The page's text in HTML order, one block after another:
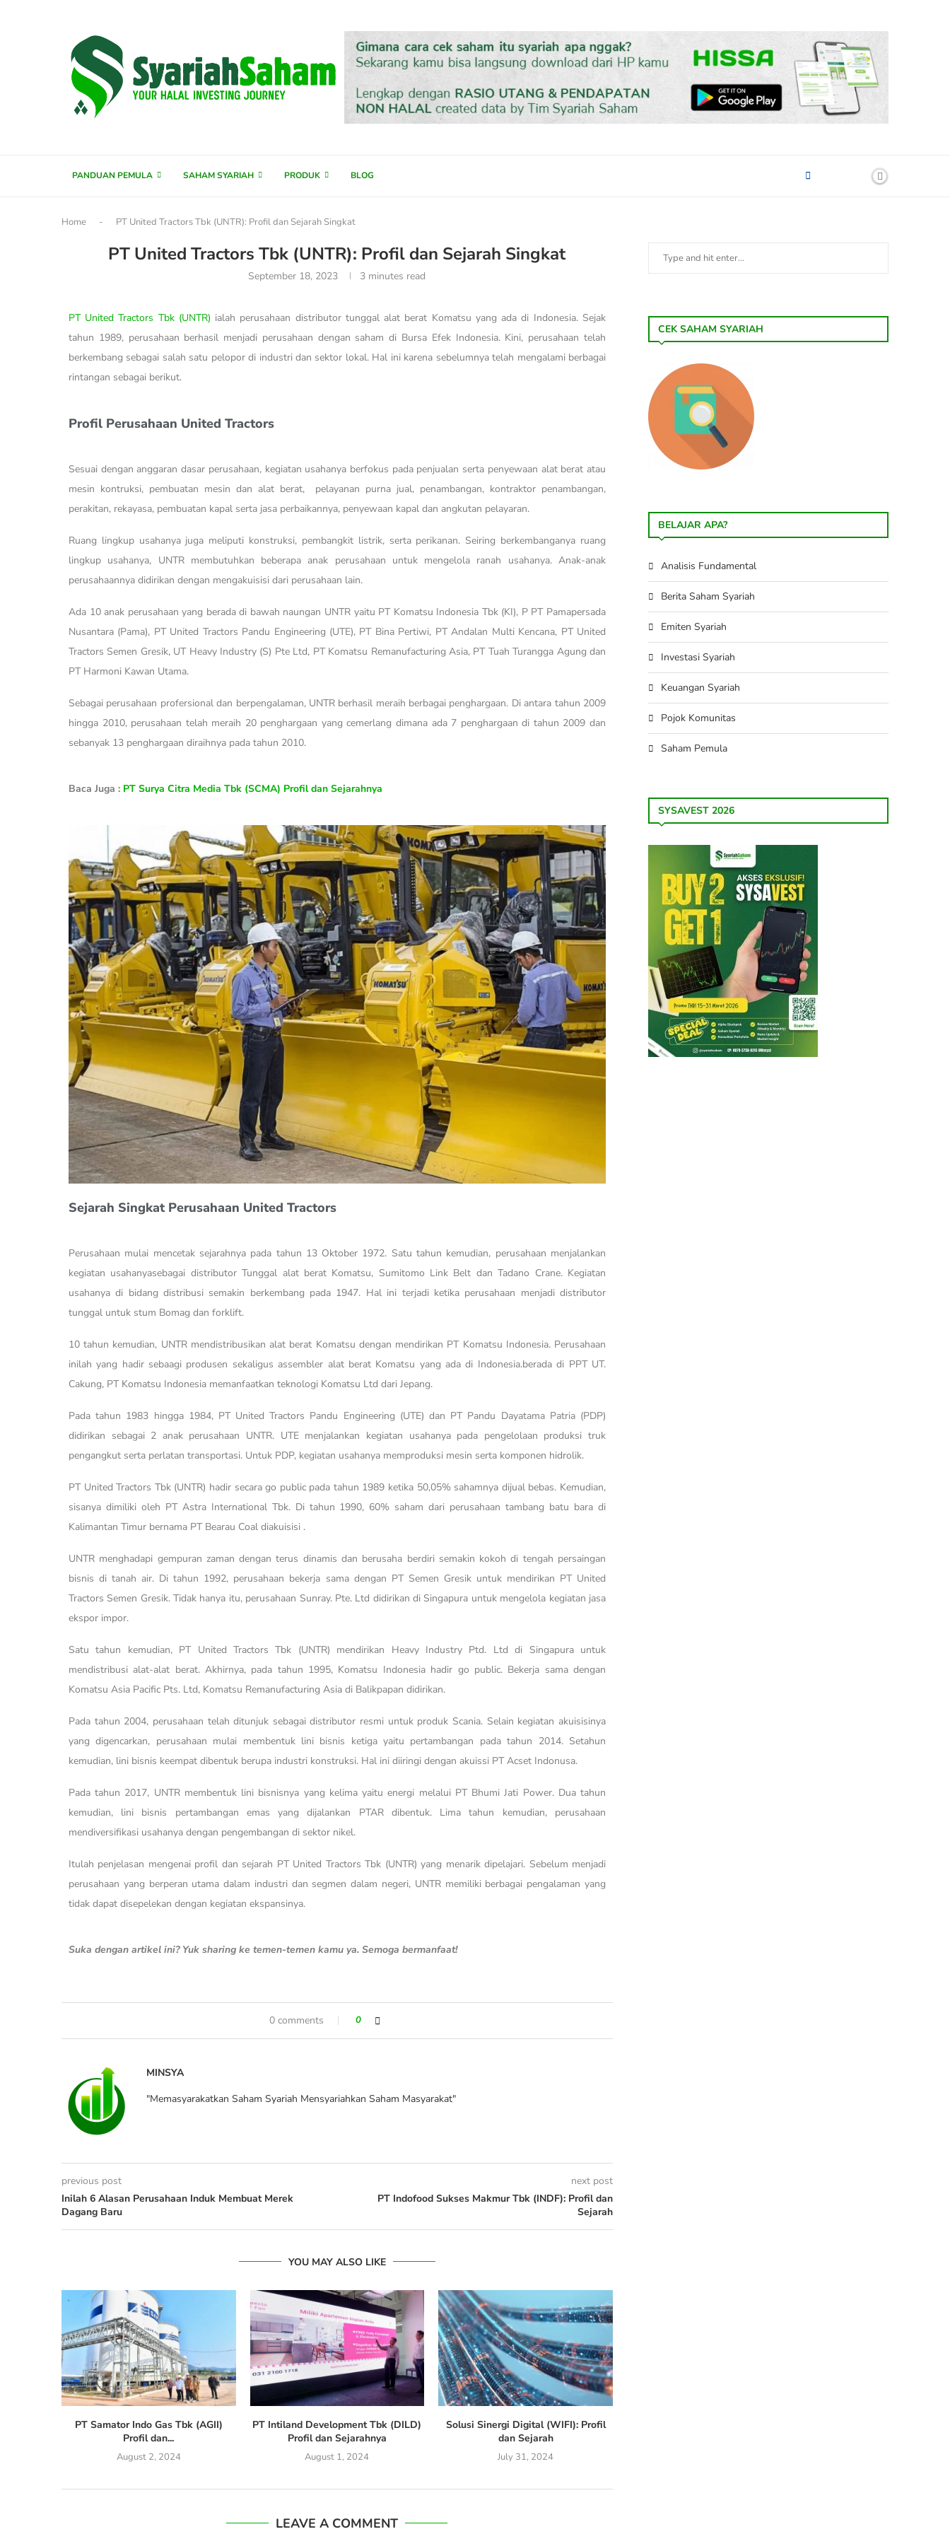
PANDUAN PEMULA SAHAM SYARIAH PRODUK BLOG
Home - PT United Tractors Tbk (UNTR): Profil dan Sejarah Singkat
PT United Tractors Tbk (UNTR): Profil dan Sejarah Singkat
September 18, 2023 3 minutes read
PT United Tractors Tbk (UNTR) ialah perusahaan distributor tunggal alat berat Komatsu yang ada di Indonesia. Sejak
tahun 1989, perusahaan berhasil menjadi perusahaan dengan saham di Bursa Efek Indonesia. Kini, perusahaan telah
berkembang sebagai salah satu pelopor di industri dan sektor lokal. Hal ini karena sebelumnya telah mengalami berbagai
rintangan sebagai berikut.
Profil Perusahaan United Tractors
Sesuai dengan anggaran dasar perusahaan, kegiatan usahanya berfokus pada penjualan serta penyewaan alat berat atau
mesin kontruksi, pembuatan mesin dan alat berat, pelayanan purna jual, penambangan, kontraktor penambangan,
perakitan, rekayasa, pembuatan kapal serta jasa perbaikannya, penyewaan kapal dan angkutan pelayaran.
Ruang lingkup usahanya juga meliputi konstruksi, pembangkit listrik, serta perikanan. Seiring berkembanganya ruang
lingkup usahanya, UNTR membutuhkan beberapa anak perusahaan untuk mengelola ranah usahanya. Anak-anak
perusahaannya didirikan dengan mengakuisisi dari perusahaan lain.
Ada 10 anak perusahaan yang berada di bawah naungan UNTR yaitu PT Komatsu Indonesia Tbk (KI), P PT Pamapersada
Nusantara (Pama), PT United Tractors Pandu Engineering (UTE), PT Bina Pertiwi, PT Andalan Multi Kencana, PT United
Tractors Semen Gresik, UT Heavy Industry (S) Pte Ltd, PT Komatsu Remanufacturing Asia, PT Tuah Turangga Agung dan
PT Harmoni Kawan Utama.
Sebagai perusahaan profersional dan berpengalaman, UNTR berhasil meraih berbagai penghargaan. Di antara tahun 2009
hingga 2010, perusahaan telah meraih 20 penghargaan yang cemerlang dimana ada 7 penghargaan di tahun 2009 dan
sebanyak 13 penghargaan diraihnya pada tahun 2010.
Baca Juga : PT Surya Citra Media Tbk (SCMA) Profil dan Sejarahnya
Sejarah Singkat Perusahaan United Tractors
Perusahaan mulai mencetak sejarahnya pada tahun 13 Oktober 1972. Satu tahun kemudian, perusahaan menjalankan
kegiatan usahanyasebagai distributor Tunggal alat berat Komatsu, Sumitomo Link Belt dan Tadano Crane. Kegiatan
usahanya di bidang distribusi semakin berkembang pada 1947. Hal ini terjadi ketika perusahaan menjadi distributor
tunggal untuk stum Bomag dan forklift.
10 tahun kemudian, UNTR mendistribusikan alat berat Komatsu dengan mendirikan PT Komatsu Indonesia. Perusahaan
inilah yang hadir sebaagi produsen sekaligus assembler alat berat Komatsu yang ada di Indonesia.berada di PPT UT.
Cakung, PT Komatsu Indonesia memanfaatkan teknologi Komatsu Ltd dari Jepang.
Pada tahun 1983 hingga 1984, PT United Tractors Pandu Engineering (UTE) dan PT Pandu Dayatama Patria (PDP)
didirikan sebagai 2 anak perusahaan UNTR. UTE menjalankan kegiatan usahanya pada pengelolaan produksi truk
pengangkut serta perlatan transportasi. Untuk PDP, kegiatan usahanya memproduksi mesin serta komponen hidrolik.
PT United Tractors Tbk (UNTR) hadir secara go public pada tahun 1989 ketika 50,05% sahamnya dijual bebas. Kemudian,
sisanya dimiliki oleh PT Astra International Tbk. Di tahun 1990, 60% saham dari perusahaan tambang batu bara di
Kalimantan Timur bernama PT Bearau Coal diakuisisi .
UNTR menghadapi gempuran zaman dengan terus dinamis dan berusaha berdiri semakin kokoh di tengah persaingan
bisnis di tanah air. Di tahun 1992, perusahaan bekerja sama dengan PT Semen Gresik untuk mendirikan PT United
Tractors Semen Gresik. Tidak hanya itu, perusahaan Sunray. Pte. Ltd didirikan di Singapura untuk mengelola kegiatan jasa
ekspor impor.
Satu tahun kemudian, PT United Tractors Tbk (UNTR) mendirikan Heavy Industry Ptd. Ltd di Singapura untuk
mendistribusi alat-alat berat. Akhirnya, pada tahun 1995, Komatsu Indonesia hadir go public. Bekerja sama dengan
Komatsu Asia Pacific Pts. Ltd, Komatsu Remanufacturing Asia di Balikpapan didirikan.
Pada tahun 2004, perusahaan telah ditunjuk sebagai distributor resmi untuk produk Scania. Selain kegiatan akuisisinya
yang digencarkan, perusahaan mulai membentuk lini bisnis ketiga yaitu pertambangan pada tahun 2014. Setahun
kemudian, lini bisnis keempat dibentuk berupa industri konstruksi. Hal ini diiringi dengan akuissi PT Acset Indonusa.
Pada tahun 2017, UNTR membentuk lini bisnisnya yang kelima yaitu energi melalui PT Bhumi Jati Power. Dua tahun
kemudian, lini bisnis pertambangan emas yang dijalankan PTAR dibentuk. Lima tahun kemudian, perusahaan
mendiversifikasi usahanya dengan pengembangan di sektor nikel.
Itulah penjelasan mengenai profil dan sejarah PT United Tractors Tbk (UNTR) yang menarik dipelajari. Sebelum menjadi
perusahaan yang berperan utama dalam industri dan segmen dalam negeri, UNTR memiliki berbagai pengalaman yang
tidak dapat disepelekan dengan kegiatan ekspansinya.
Suka dengan artikel ini? Yuk sharing ke temen-temen kamu ya. Semoga bermanfaat!
0 comments 0
MINSYA
"Memasyarakatkan Saham Syariah Mensyariahkan Saham Masyarakat"
previous post
Inilah 6 Alasan Perusahaan Induk Membuat Merek
Dagang Baru
next post
PT Indofood Sukses Makmur Tbk (INDF): Profil dan
Sejarah
YOU MAY ALSO LIKE
PT Samator Indo Gas Tbk (AGII)
Profil dan...
August 2, 2024
PT Intiland Development Tbk (DILD)
Profil dan Sejarahnya
August 1, 2024
Solusi Sinergi Digital (WIFI): Profil
dan Sejarah
July 31, 2024
LEAVE A COMMENT
CEK SAHAM SYARIAH
BELAJAR APA?
Analisis Fundamental
Berita Saham Syariah
Emiten Syariah
Investasi Syariah
Keuangan Syariah
Pojok Komunitas
Saham Pemula
SYSAVEST 2026